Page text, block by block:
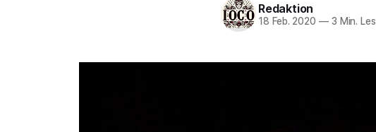
Redaktion
18 Feb. 2020 —3 Min.